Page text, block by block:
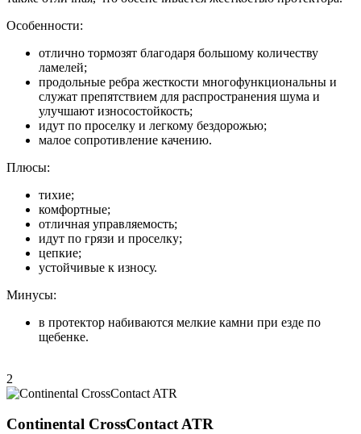
Особенности:
отлично тормозят благодаря большому количеству
ламелей;
продольные ребра жесткости многофункциональны и
служат препятствием для распространения шума и
улучшают износостойкость;
идут по проселку и легкому бездорожью;
малое сопротивление качению.
Плюсы:
тихие;
комфортные;
отличная управляемость;
идут по грязи и проселку;
цепкие;
устойчивые к износу.
Минусы:
в протектор набиваются мелкие камни при езде по
щебенке.
2
Continental CrossContact ATR